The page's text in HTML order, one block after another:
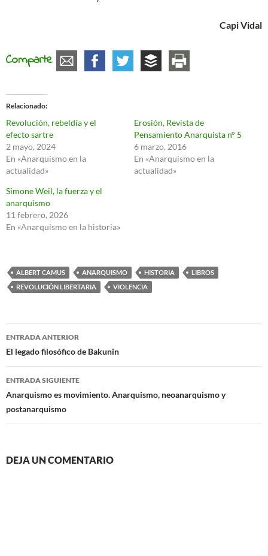
Capi Vidal
Comparte
Relacionado
Revolución, rebeldía y el
efecto sartre
2 mayo, 2024
En «Anarquismo en la
actualidad»
Erosión, Revista de
Pensamiento Anarquista n° 5
6 marzo, 2016
En «Anarquismo en la
actualidad»
Simone Weil, la fuerza y el
anarquismo
11 febrero, 2026
En «Anarquismo en la historia»
ALBERT CAMUS ANARQUISMO HISTORIA
LIBROS
REVOLUCIÓN LIBERTARIA
VIOLENCIA
Navegación
de
entradas
ENTRADA ANTERIOR
El legado filosófico de Bakunin
ENTRADA SIGUIENTE
Anarquismo es movimiento. Anarquismo, neoanarquismo y
postanarquismo
DEJA UN COMENTARIO